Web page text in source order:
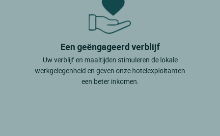
Een geëngageerd verblijf
Uw verblijf en maaltijden stimuleren de lokale
werkgelegenheid en geven onze hotelexploitanten
een beter inkomen.